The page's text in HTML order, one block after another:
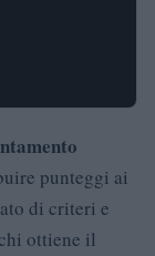
punteggi ai
di criteri e
ottiene il